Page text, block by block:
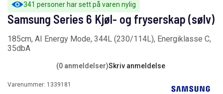
341 personer har sett på varen nylig
Samsung Series 6 Kjøl- og fryserskap (sølv)
185cm, AI Energy Mode, 344L (230/114L), Energiklasse C,
35dbA
(0 anmeldelser)Skriv anmeldelse
Varenummer: 1339181